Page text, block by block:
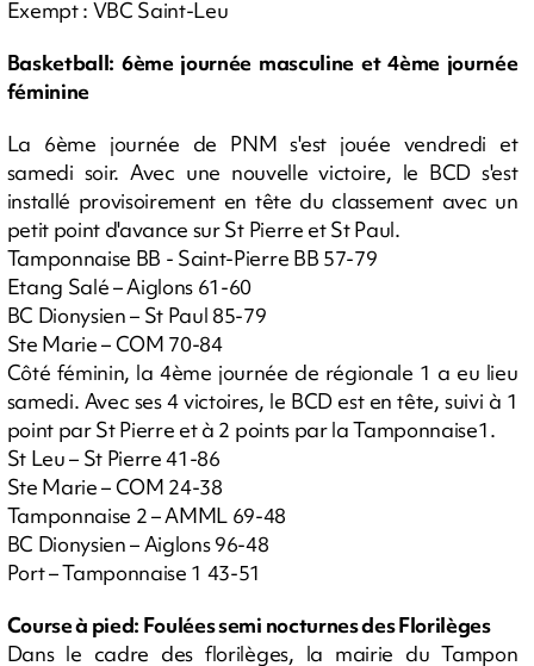
Exempt : VBC Saint-Leu
Basketball: 6ème journée masculine et 4ème journée
féminine
La 6ème journée de PNM s'est jouée vendredi et
samedi soir. Avec une nouvelle victoire, le BCD s'est
installé provisoirement en tête du classement avec un
petit point d'avance sur St Pierre et St Paul.
Tamponnaise BB - Saint-Pierre BB 57-79
Etang Salé – Aiglons 61-60
BC Dionysien – St Paul 85-79
Ste Marie – COM 70-84
Côté féminin, la 4ème journée de régionale 1 a eu lieu
samedi. Avec ses 4 victoires, le BCD est en tête, suivi à 1
point par St Pierre et à 2 points par la Tamponnaise1.
St Leu – St Pierre 41-86
Ste Marie – COM 24-38
Tamponnaise 2 – AMML 69-48
BC Dionysien – Aiglons 96-48
Port – Tamponnaise 1 43-51
Course à pied: Foulées semi nocturnes des Florilèges
Dans le cadre des florilèges, la mairie du Tampon